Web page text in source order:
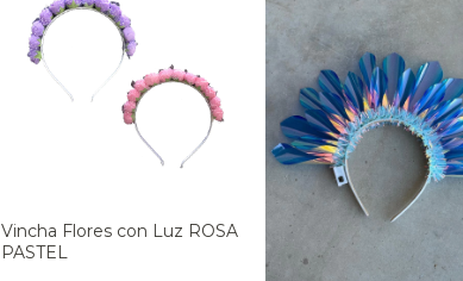
Vincha Flores con Luz ROSA
PASTEL